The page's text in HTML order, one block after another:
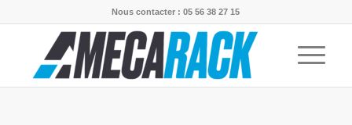
Nous contacter : 05 56 38 27 15